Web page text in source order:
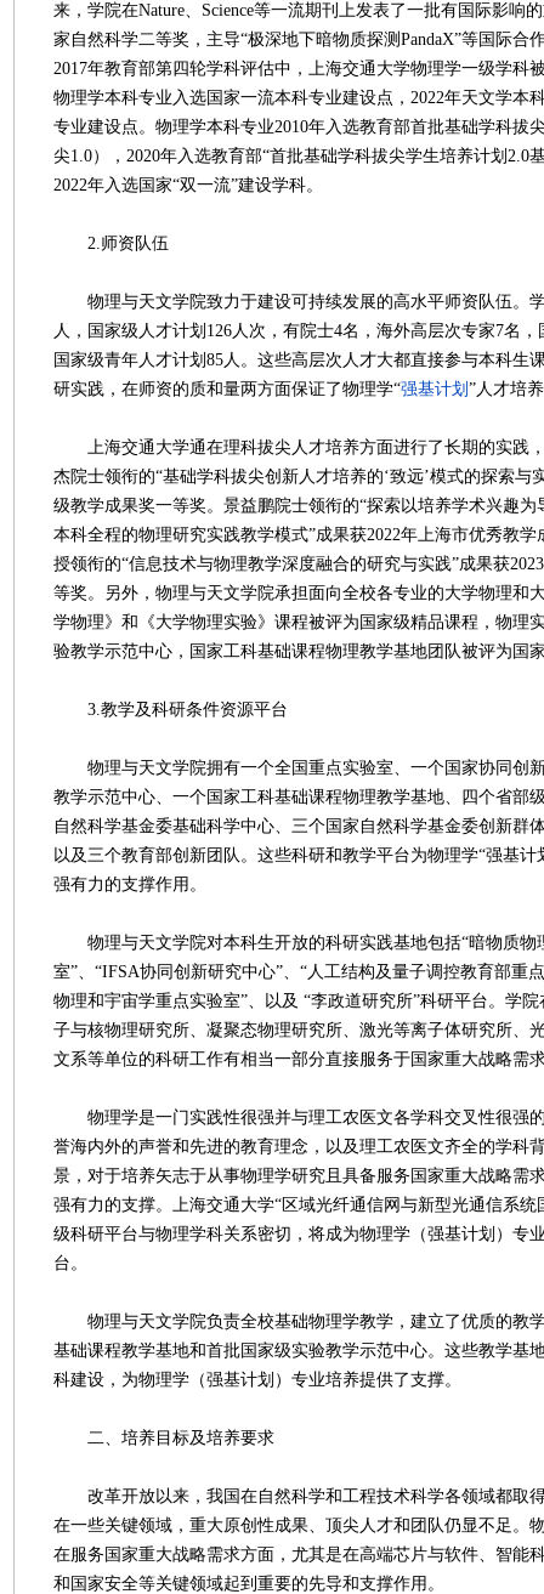
来，学院在Nature、Science等一流期刊上发表了一批有国际影响
家自然科学二等奖，主导“极深地下暗物质探测PandaX”等国际合
2017年教育部第四轮学科评估中，上海交通大学物理学一级学科
物理学本科专业入选国家一流本科专业建设点，2022年天文学本
专业建设点。物理学本科专业2010年入选教育部首批基础学科拔
尖1.0），2020年入选教育部“首批基础学科拔尖学生培养计划2.0
2022年入选国家“双一流”建设学科。
2.师资队伍
物理与天文学院致力于建设可持续发展的高水平师资队伍。
人，国家级人才计划126人次，有院士4名，海外高层次专家7名
国家级青年人才计划85人。这些高层次人才大都直接参与本科生
研实践，在师资的质和量两方面保证了物理学“强基计划 ”人才培
上海交通大学通在理科拔尖人才培养方面进行了长期的实践
杰院士领衔的“基础学科拔尖创新人才培养的‘致远’模式的探索与
级教学成果奖一等奖。景益鹏院士领衔的“探索以培养学术兴趣
本科全程的物理研究实践教学模式”成果获2022年上海市优秀教
授领衔的“信息技术与物理教学深度融合的研究与实践”成果获
等奖。另外，物理与天文学院承担面向全校各专业的大学物理和
学物理》和《大学物理实验》课程被评为国家级精品课程，物理
验教学示范中心，国家工科基础课程物理教学基地团队被评为国
3.教学及科研条件资源平台
物理与天文学院拥有一个全国重点实验室、一个国家协同创
教学示范中心、一个国家工科基础课程物理教学基地、四个省部
自然科学基金委基础科学中心、三个国家自然科学基金委创新群
以及三个教育部创新团队。这些科研和教学平台为物理学“强基计
强有力的支撑作用。
物理与天文学院对本科生开放的科研实践基地包括“暗物质物
室”、“IFSA协同创新研究中心”、“人工结构及量子调控教育部重
物理和宇宙学重点实验室”、以及 “李政道研究所”科研平台。学
子与核物理研究所、凝聚态物理研究所、激光等离子体研究所、
文系等单位的科研工作有相当一部分直接服务于国家重大战略需
物理学是一门实践性很强并与理工农医文各学科交叉性很强
誉海内外的声誉和先进的教育理念，以及理工农医文齐全的学科
景，对于培养矢志于从事物理学研究且具备服务国家重大战略需
强有力的支撑。上海交通大学“区域光纤通信网与新型光通信系统
级科研平台与物理学科关系密切，将成为物理学（强基计划）专
台。
物理与天文学院负责全校基础物理学教学，建立了优质的教
基础课程教学基地和首批国家级实验教学示范中心。这些教学基
科建设，为物理学（强基计划）专业培养提供了支撑。
二、培养目标及培养要求
改革开放以来，我国在自然科学和工程技术科学各领域都取
在一些关键领域，重大原创性成果、顶尖人才和团队仍显不足。
在服务国家重大战略需求方面，尤其是在高端芯片与软件、智能
和国家安全等关键领域起到重要的先导和支撑作用。